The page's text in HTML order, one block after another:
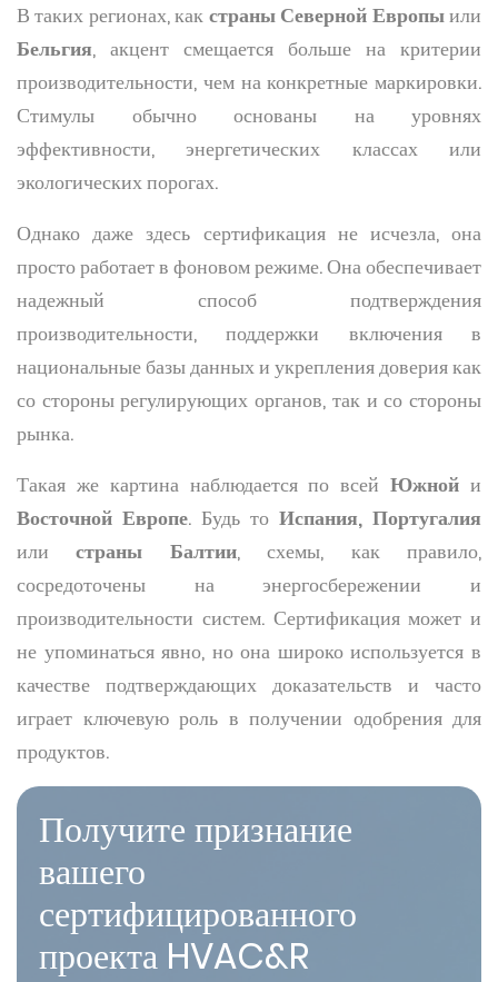
В таких регионах, как страны Северной Европыили
Бельгия, акцент смещается больше на критерии
производительности, чем на конкретные маркировки.
Стимулы обычно основаны на уровнях
эффективности, энергетических классах или
экологических порогах.
Однако даже здесь сертификация не исчезла, она
просто работает в фоновом режиме. Она обеспечивает
надежный способ подтверждения
производительности, поддержки включения в
национальные базы данных и укрепления доверия как
со стороны регулирующих органов, так и со стороны
рынка.
Такая же картина наблюдается по всейЮжной и
Восточной Европе. Будь то Испания, Португалия
илистраны Балтии, схемы, как правило,
сосредоточены на энергосбережении и
производительности систем. Сертификация может и
не упоминаться явно, но она широко используется в
качестве подтверждающих доказательств и часто
играет ключевую роль в получении одобрения для
продуктов.
Получите признание
вашего
сертифицированного
проекта HVAC&R